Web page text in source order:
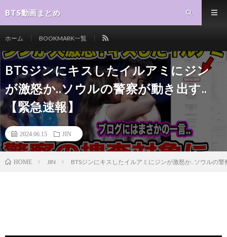
BTS動画まとめ
ホーム BOOKMARK一覧
BTSジンにキスしたイルアミにジン
が激怒か..ソウルの警察が動き出す..
【緊急速報】
2024.06.15 JIN
HOME JIN BTSジンにキスしたイルアミにジンが激怒か..ソウルの